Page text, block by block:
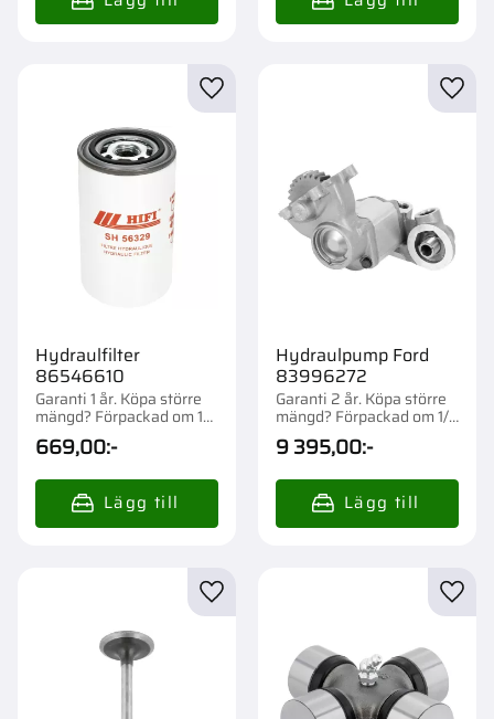
Hydraulfilter
86546610
Garanti 1 år. Köpa större
mängd? Förpackad om 1
st.
669,00:-
Lägg till i favoriter
Hydraulpump Ford
83996272
Garanti 2 år. Köpa större
mängd? Förpackad om 1/2
st.
9 395,00:-
Lägg till i favoriter